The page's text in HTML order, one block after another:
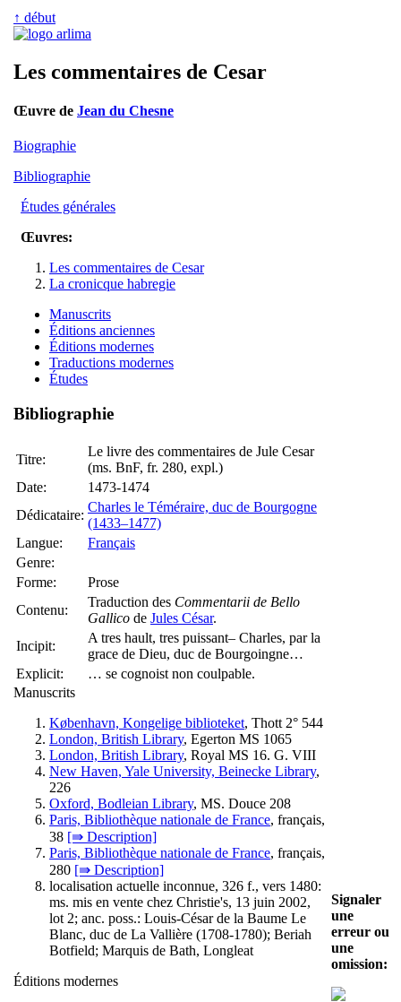
↑ début
Les commentaires de Cesar
Œuvre de Jean du Chesne
Biographie
Bibliographie
Études générales
Œuvres:
Les commentaires de Cesar
La cronicque habregie
Manuscrits
Éditions anciennes
Éditions modernes
Traductions modernes
Études
Bibliographie
Titre:
Le livre des commentaires de Jule Cesar
(ms. BnF, fr. 280, expl.)
Date:
1473-1474
Dédicataire:
Charles le Téméraire, duc de Bourgogne
(1433–1477)
Langue:
Français
Genre:
Forme:
Prose
Contenu:
Traduction des Commentarii de Bello
Gallico de Jules César.
Incipit:
A tres hault, tres puissant– Charles, par la
grace de Dieu, duc de Bourgoingne…
Explicit:
… se cognoist non coulpable.
Manuscrits
København, Kongelige biblioteket, Thott 2° 544
London, British Library, Egerton MS 1065
London, British Library, Royal MS 16. G. VIII
New Haven, Yale University, Beinecke Library,
226
Oxford, Bodleian Library, MS. Douce 208
Paris, Bibliothèque nationale de France, français,
38 [⇛ Description]
Paris, Bibliothèque nationale de France, français,
280 [⇛ Description]
localisation actuelle inconnue, 326 f., vers 1480:
ms. mis en vente chez Christie's, 13 juin 2002,
lot 2; anc. poss.: Louis-César de la Baume Le
Blanc, duc de La Vallière (1708-1780); Beriah
Botfield; Marquis de Bath, Longleat
Éditions modernes
Signaler
une
erreur ou
une
omission: